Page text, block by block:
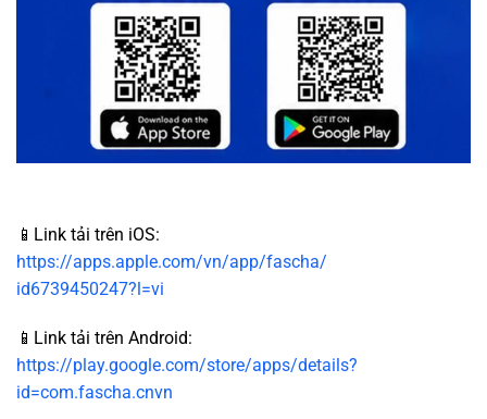
📱Link tải trên iOS:
https://apps.apple.com/vn/app/fascha/
id6739450247?l=vi
📱Link tải trên Android:
https://play.google.com/store/apps/details?
id=com.fascha.cnvn